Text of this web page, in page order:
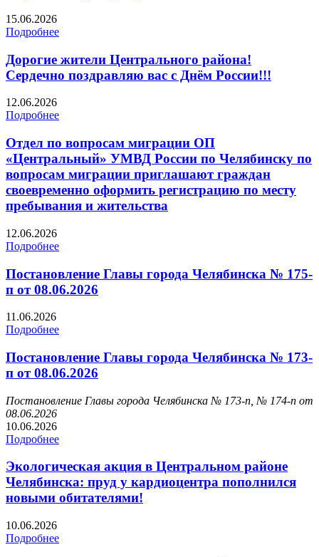
15.06.2026
Подробнее
Дорогие жители Центрального района!
Сердечно поздравляю вас с Днём России!!!
12.06.2026
Подробнее
Отдел по вопросам миграции ОП
«Центральный» УМВД России по Челябинску по
вопросам миграции приглашают граждан
своевременно оформить регистрацию по месту
пребывания и жительства
12.06.2026
Подробнее
Постановление Главы города Челябинска № 175-
п от 08.06.2026
11.06.2026
Подробнее
Постановление Главы города Челябинска № 173-
п от 08.06.2026
Постановление Главы города Челябинска № 173-п, № 174-п от
08.06.2026
10.06.2026
Подробнее
Экологическая акция в Центральном районе
Челябинска: пруд у кардиоцентра пополнился
новыми обитателями!
10.06.2026
Подробнее